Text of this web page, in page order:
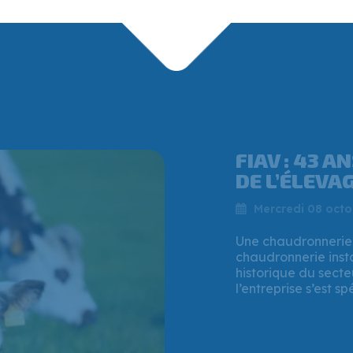
QUI EST
PATRON
Mi-juillet 2025, la
soutien financier à
à Verson